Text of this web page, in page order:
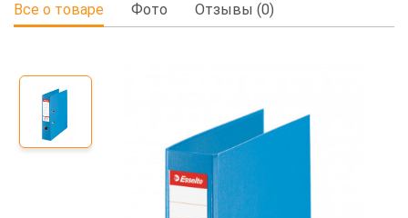
Все о товаре Фото Отзывы (0)